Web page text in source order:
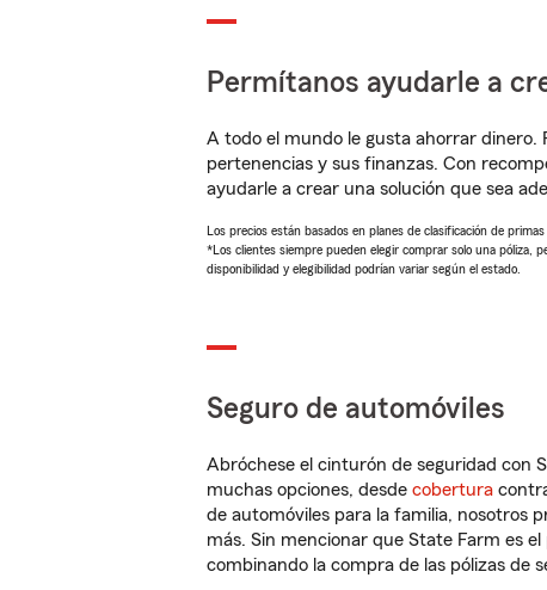
Permítanos ayudarle a
A todo el mundo le gusta ahorrar dinero.
pertenencias y sus finanzas. Con
ayudarle a crear una solución que sea
Los precios están basados en planes de clasificación de
*Los clientes siempre pueden elegir comprar solo una póliza,
disponibilidad y elegibilidad podrían variar según el estado.
Seguro de automóviles
Abróchese el cinturón de seguridad con
muchas opciones, desde cobertura
de automóviles para la familia, nosotros
más. Sin mencionar que State Farm es
combinando la compra de las pólizas de